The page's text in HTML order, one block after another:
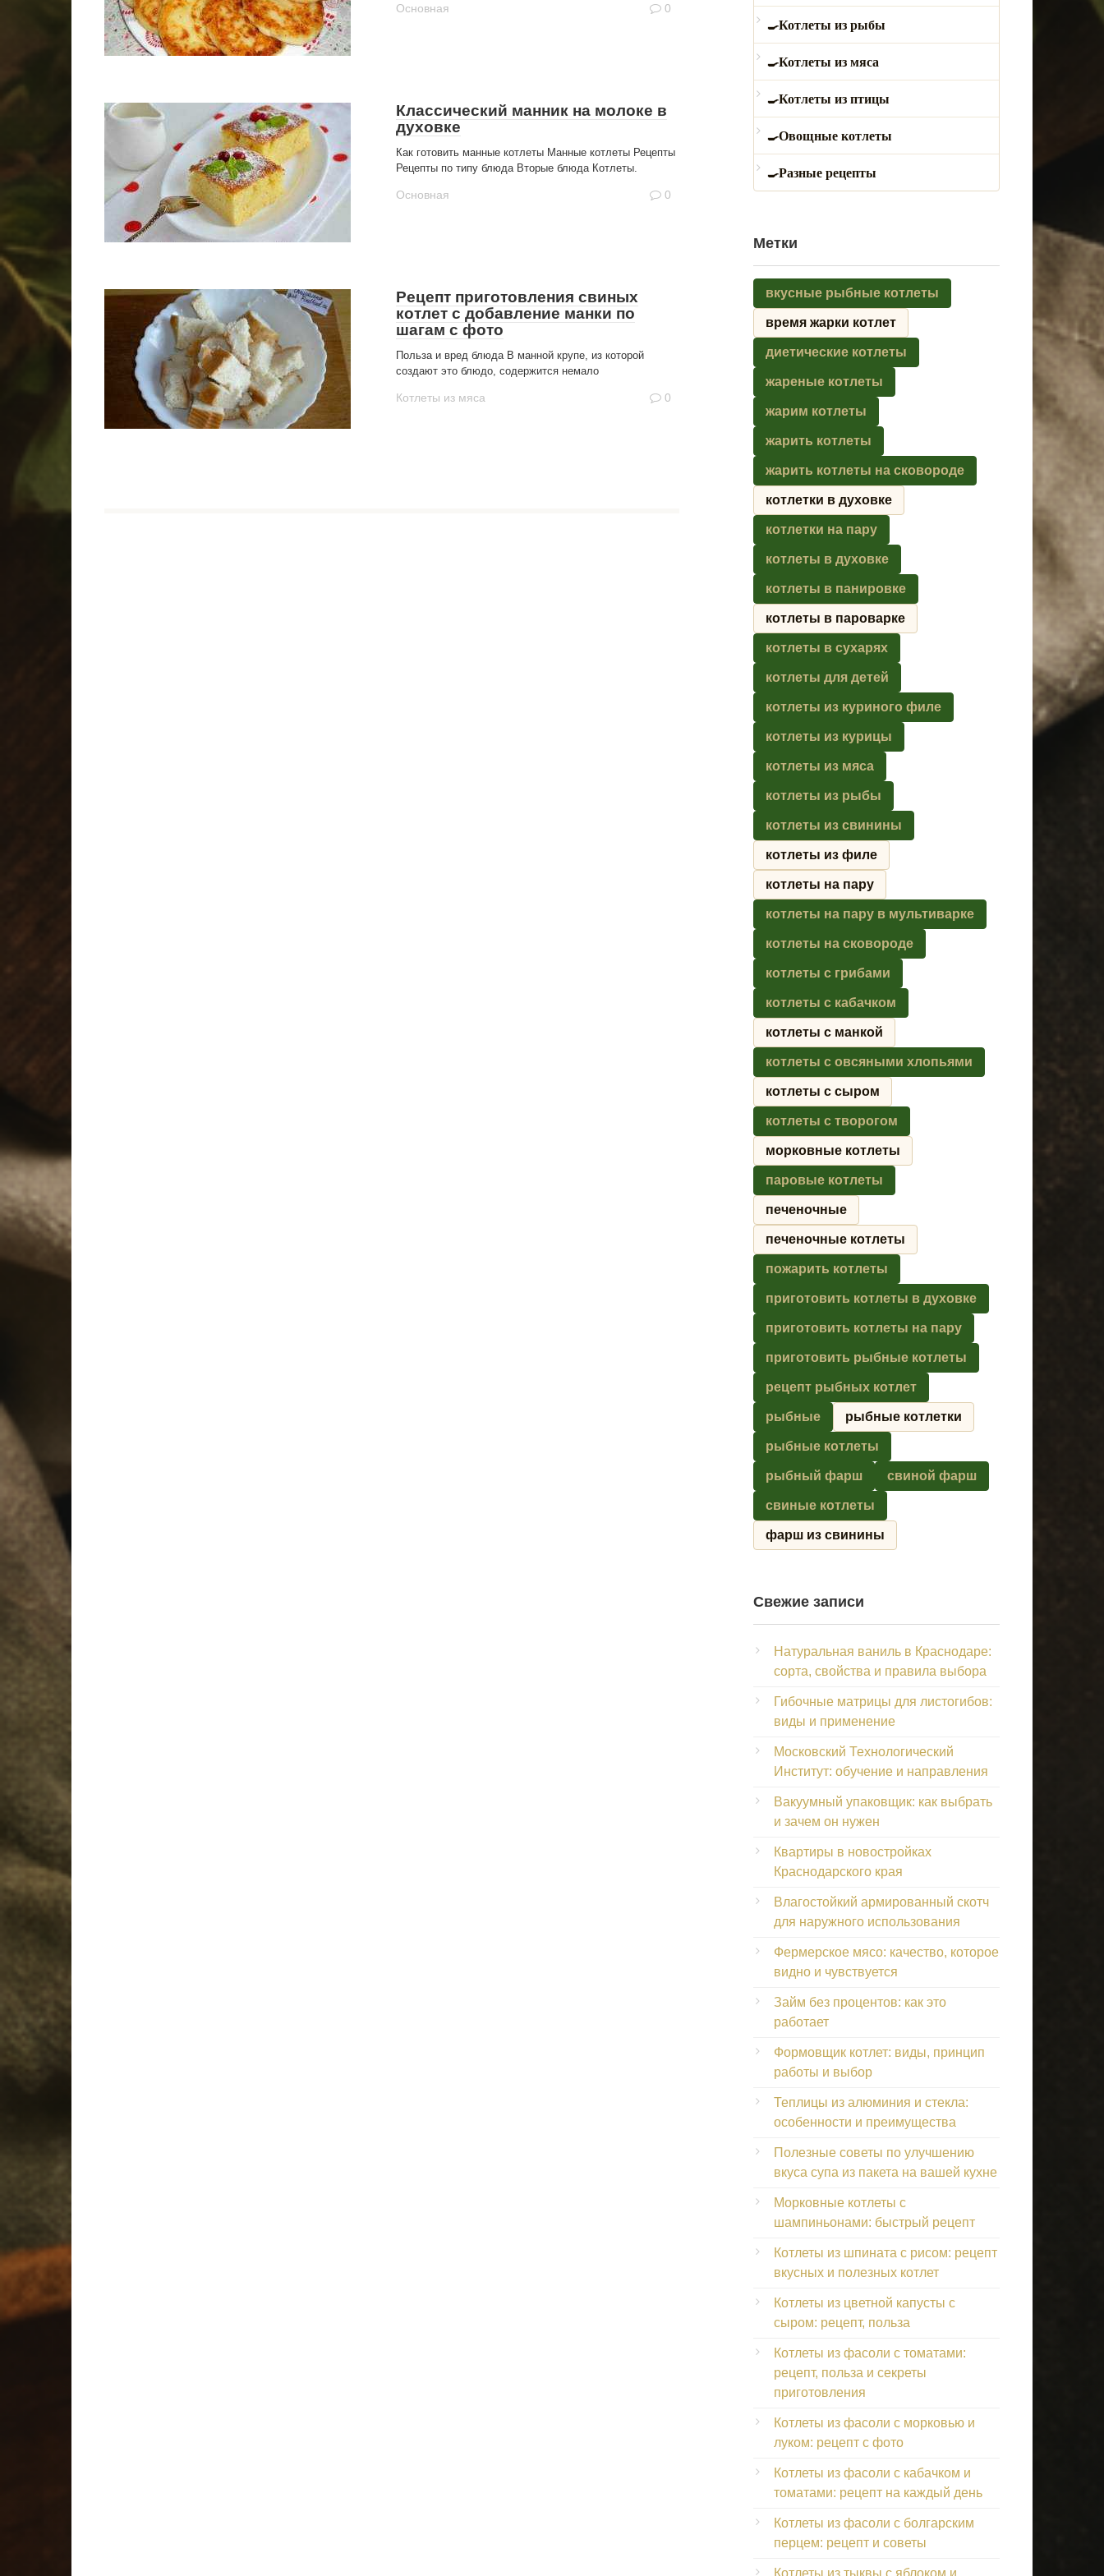
Основная 0
Классический манник на молоке в
духовке
Как готовить манные котлеты Манные котлеты Рецепты
Рецепты по типу блюда Вторые блюда Котлеты.
Основная 0
Рецепт приготовления свиных
котлет с добавление манки по
шагам с фото
Польза и вред блюда В манной крупе, из которой
создают это блюдо, содержится немало
Котлеты из мяса 0
Котлеты из рыбы
Котлеты из мяса
Котлеты из птицы
Овощные котлеты
Разные рецепты
Метки
вкусные рыбные котлеты
время жарки котлет
диетические котлеты
жареные котлеты
жарим котлеты
жарить котлеты
жарить котлеты на сковороде
котлетки в духовке
котлетки на пару
котлеты в духовке
котлеты в панировке
котлеты в пароварке
котлеты в сухарях
котлеты для детей
котлеты из куриного филе
котлеты из курицы
котлеты из мяса
котлеты из рыбы
котлеты из свинины
котлеты из филе
котлеты на пару
котлеты на пару в мультиварке
котлеты на сковороде
котлеты с грибами
котлеты с кабачком
котлеты с манкой
котлеты с овсяными хлопьями
котлеты с сыром
котлеты с творогом
морковные котлеты
паровые котлеты
печеночные
печеночные котлеты
пожарить котлеты
приготовить котлеты в духовке
приготовить котлеты на пару
приготовить рыбные котлеты
рецепт рыбных котлет
рыбные рыбные котлетки
рыбные котлеты
рыбный фарш свиной фарш
свиные котлеты
фарш из свинины
Свежие записи
Натуральная ваниль в Краснодаре:
сорта, свойства и правила выбора
Гибочные матрицы для листогибов:
виды и применение
Московский Технологический
Институт: обучение и направления
Вакуумный упаковщик: как выбрать
и зачем он нужен
Квартиры в новостройках
Краснодарского края
Влагостойкий армированный скотч
для наружного использования
Фермерское мясо: качество, которое
видно и чувствуется
Займ без процентов: как это
работает
Формовщик котлет: виды, принцип
работы и выбор
Теплицы из алюминия и стекла:
особенности и преимущества
Полезные советы по улучшению
вкуса супа из пакета на вашей кухне
Морковные котлеты с
шампиньонами: быстрый рецепт
Котлеты из шпината с рисом: рецепт
вкусных и полезных котлет
Котлеты из цветной капусты с
сыром: рецепт, польза
Котлеты из фасоли с томатами:
рецепт, польза и секреты
приготовления
Котлеты из фасоли с морковью и
луком: рецепт с фото
Котлеты из фасоли с кабачком и
томатами: рецепт на каждый день
Котлеты из фасоли с болгарским
перцем: рецепт и советы
Котлеты из тыквы с яблоком и